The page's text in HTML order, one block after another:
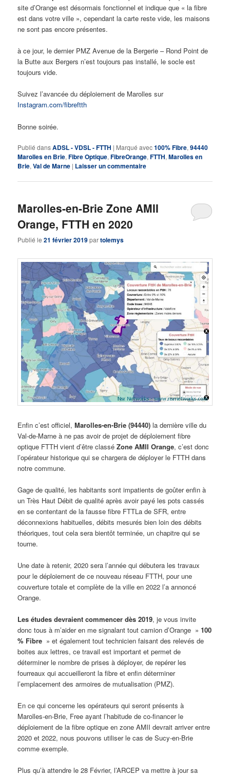
site d’Orange est désormais fonctionnel et indique que « la fibre
est dans votre ville », cependant la carte reste vide, les maisons
ne sont pas encore présentes.
à ce jour, le dernier PMZ Avenue de la Bergerie – Rond Point de
la Butte aux Bergers n’est toujours pas installé, le socle est
toujours vide.
Suivez l’avancée du déploiement de Marolles sur
Instagram.com/fibreftth
Bonne soirée.
Publié dansADSL - VDSL - FTTH | Marqué avec100% Fibre,94440
Marolles en Brie,Fibre Optique,FibreOrange,FTTH,Marolles en
Brie,Val de Marne | Laisser un commentaire
Marolles-en-Brie Zone AMII
Orange, FTTH en 2020
Publié le21 février 2019partolemys
Enfin c’est officiel,Marolles-en-Brie (94440) la dernière ville du
Val-de-Marne à ne pas avoir de projet de déploiement fibre
optique FTTH vient d’être classéZone AMII Orange, c’est donc
l’opérateur historique qui se chargera de déployer le FTTH dans
notre commune.
Gage de qualité, les habitants sont impatients de goûter enfin à
un Très Haut Débit de qualité après avoir payé les pots cassés
en se contentant de la fausse fibre FTTLa de SFR, entre
déconnexions habituelles, débits mesurés bien loin des débits
théoriques, tout cela sera bientôt terminée, un chapitre qui se
tourne.
Une date à retenir, 2020 sera l’année qui débutera les travaux
pour le déploiement de ce nouveau réseau FTTH, pour une
couverture totale et complète de la ville en 2022 l’a annoncé
Orange.
Les études devraient commencer dès 2019, je vous invite
donc tous à m’aider en me signalant tout camion d’Orange »100
% Fibre » et également tout technicien faisant des relevés de
boites aux lettres, ce travail est important et permet de
déterminer le nombre de prises à déployer, de repérer les
fourreaux qui accueilleront la fibre et enfin déterminer
l’emplacement des armoires de mutualisation (PMZ).
En ce qui concerne les opérateurs qui seront présents à
Marolles-en-Brie, Free ayant l’habitude de co-financer le
déploiement de la fibre optique en zone AMII devrait arriver entre
2020 et 2022, nous pouvons utiliser le cas de Sucy-en-Brie
comme exemple.
Plus qu’à attendre le 28 Février, l’ARCEP va mettre à jour sa